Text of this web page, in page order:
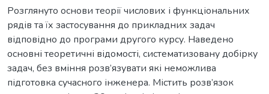
Розглянуто основи теорії числових і функціональних
рядів та їх застосування до прикладних задач
відповідно до програми другого курсу. Наведено
основні теоретичні відомості, систематизовану добірку
задач, без вміння розв’язувати які неможлива
підготовка сучасного інженера. Містить розв’язок